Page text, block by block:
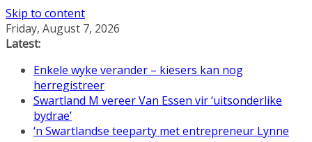
Skip to content
Friday, August 7, 2026
Latest:
Enkele wyke verander – kiesers kan nog
herregistreer
Swartland M vereer Van Essen vir ‘uitsonderlike
bydrae’
‘n Swartlandse teeparty met entrepreneur Lynne